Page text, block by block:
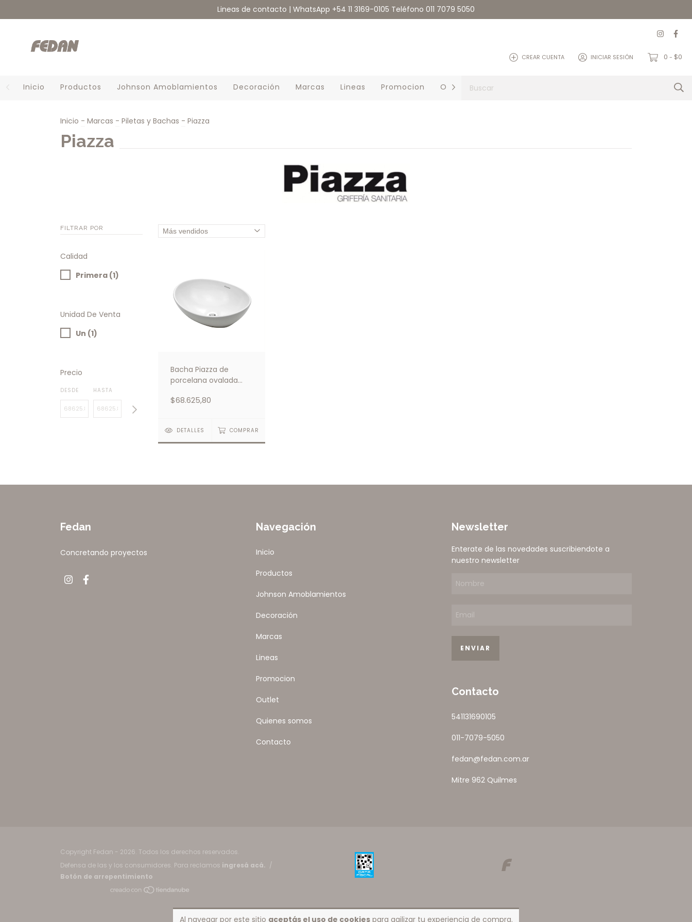
Lineas de contacto | WhatsApp +54 11 3169-0105 Teléfono 011 7079 5050
CREAR CUENTA INICIAR SESIÓN 0 - $0
Inicio Productos Johnson Amoblamientos Decoración Marcas Lineas Promocion Outlet Quienes somos
Al navegar por este sitio aceptás el uso de cookiespara agilizar tu experiencia de compra.
Inicio - Marcas - Piletas y Bachas - Piazza
Piazza
FILTRAR POR
Calidad
Primera (1)
Unidad De Venta
Un (1)
Precio
DESDE HASTA
Bacha Piazza de
porcelana ovalada
$68.625,80
DETALLES COMPRAR
Fedan
Concretando proyectos
Navegación
Inicio
Productos
Johnson Amoblamientos
Decoración
Marcas
Lineas
Promocion
Outlet
Quienes somos
Contacto
Newsletter
Enterate de las novedades suscribiendote a
nuestro newsletter
Contacto
541131690105
011-7079-5050
fedan@fedan.com.ar
Mitre 962 Quilmes
Copyright Fedan - 2026. Todos los derechos reservados.
Defensa de las y los consumidores. Para reclamos ingresá acá. /
Botón de arrepentimiento